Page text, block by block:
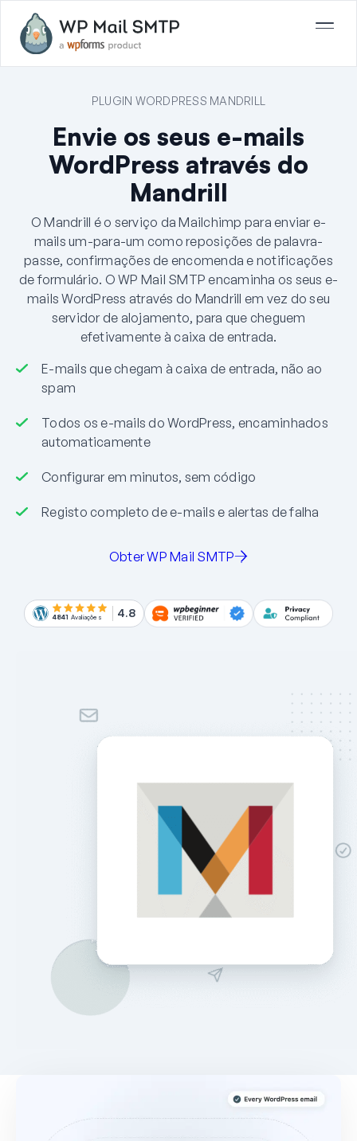
PLUGIN WORDPRESS MANDRILL
Envie os seus e-mails
WordPress através do
Mandrill
O Mandrill é o serviço da Mailchimp para enviar e-
mails um-para-um como reposições de palavra-
passe, confirmações de encomenda e notificações
de formulário. O WP Mail SMTP encaminha os seus e-
mails WordPress através do Mandrill em vez do seu
servidor de alojamento, para que cheguem
efetivamente à caixa de entrada.
E-mails que chegam à caixa de entrada, não ao
spam
Todos os e-mails do WordPress, encaminhados
automaticamente
Configurar em minutos, sem código
Registo completo de e-mails e alertas de falha
Obter WP Mail SMTP
4841 Avaliações 4.8